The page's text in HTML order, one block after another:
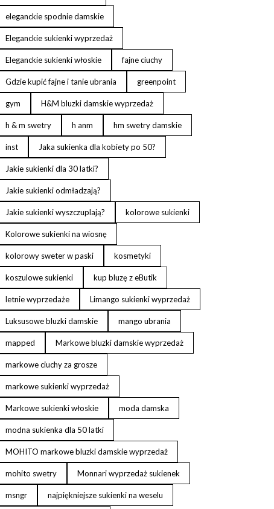
eleganckie spodnie damskie
Eleganckie sukienki wyprzedaż
Eleganckie sukienki włoskie fajne ciuchy
Gdzie kupić fajne i tanie ubrania greenpoint
gym H&M bluzki damskie wyprzedaż
h & m swetry h anm hm swetry damskie
inst Jaka sukienka dla kobiety po 50?
Jakie sukienki dla 30 latki?
Jakie sukienki odmładzają?
Jakie sukienki wyszczuplają? kolorowe sukienki
Kolorowe sukienki na wiosnę
kolorowy sweter w paski kosmetyki
koszulowe sukienki kup bluzę z eButik
letnie wyprzedaże Limango sukienki wyprzedaż
Luksusowe bluzki damskie mango ubrania
mapped Markowe bluzki damskie wyprzedaż
markowe ciuchy za grosze
markowe sukienki wyprzedaż
Markowe sukienki włoskie moda damska
modna sukienka dla 50 latki
MOHITO markowe bluzki damskie wyprzedaż
mohito swetry Monnari wyprzedaż sukienek
msngr najpiękniejsze sukienki na weselu